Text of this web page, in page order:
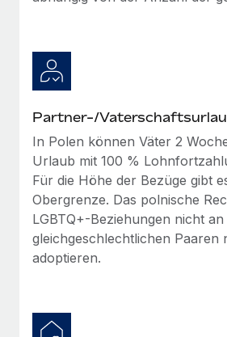
Partner-/
In Polen können Väter 2
Urlaub mit 100 %
Für die Höhe der Bezüge gibt
Obergrenze. Das polnische
LGBTQ+-Beziehungen nicht
gleichgeschlechtlichen Paaren
adoptieren.